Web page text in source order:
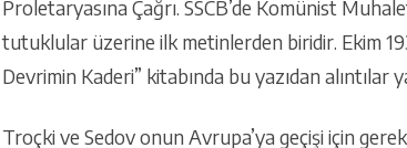
Proletaryasına Çağrı. SSCB’de Komünist
tutuklular üzerine ilk metinlerden biridir. Ekim
Devrimin Kaderi” kitabında bu yazıdan alıntılar
Troçki ve Sedov onun Avrupa’ya geçişi için